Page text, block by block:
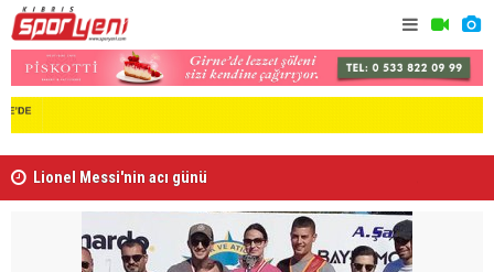
Lionel Messi'nin acı günü